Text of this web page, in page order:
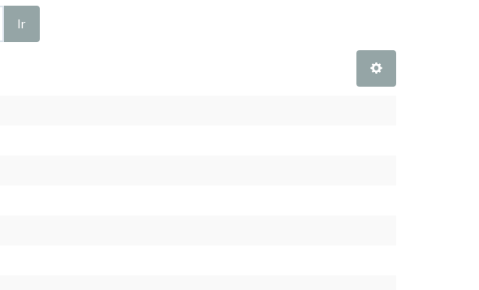
Ir